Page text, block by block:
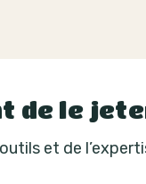
de le
et de